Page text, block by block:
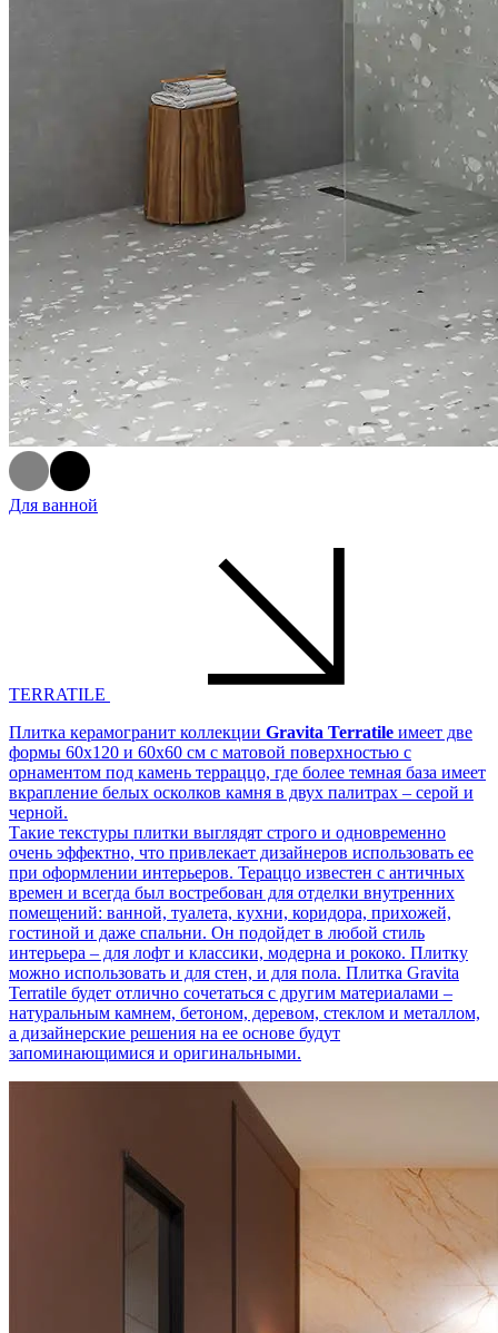
Для ванной
TERRATILE
Плитка керамогранит коллекции Gravita Terratile имеет две
формы 60х120 и 60х60 см с матовой поверхностью с
орнаментом под камень терраццо, где более темная база имеет
вкрапление белых осколков камня в двух палитрах – серой и
черной.
Такие текстуры плитки выглядят строго и одновременно
очень эффектно, что привлекает дизайнеров использовать ее
при оформлении интерьеров. Тераццо известен с античных
времен и всегда был востребован для отделки внутренних
помещений: ванной, туалета, кухни, коридора, прихожей,
гостиной и даже спальни. Он подойдет в любой стиль
интерьера – для лофт и классики, модерна и рококо. Плитку
можно использовать и для стен, и для пола. Плитка Gravita
Terratile будет отлично сочетаться с другим материалами –
натуральным камнем, бетоном, деревом, стеклом и металлом,
а дизайнерские решения на ее основе будут
запоминающимися и оригинальными.